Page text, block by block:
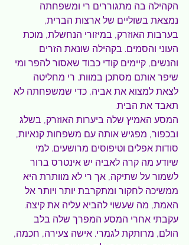
הקהילה בה מתגוררים רי ומשפחתה
נמצאת בשוליים של ארצות הברית,
בערבות האוזרק, במיזורי הנחשלת, מוכת
העוני והסמים. בקהילה שונאת הזרים
והנשים, קיימים קודי כבוד שאסור להפר ומי
שיפר אותם מסתכן במוות. רי מחליטה
לצאת למצוא את אביה, כדי שמשפחתה לא
תאבד את הבית.
המסע האמיץ שלה ביערות האוזרק, בשלג
ובכפור, מפגיש אותה עם משפחות קנאיות,
סודות אפלים וטיפוסים מרושעים. למי
שיודע מה קרה לאביה יש אינטרס ברור
לשמור על שתיקה, אך רי לא מוותרת היא
ממשיכה לחקור ומתקרבת יותר ויותר אל
האמת, מה שעשוי להביא עליה את קיצה.
עקבתי אחרי המסע המפרך שלה בלב
הולם, מרותקת לגמרי. אישה צעירה, חכמה,